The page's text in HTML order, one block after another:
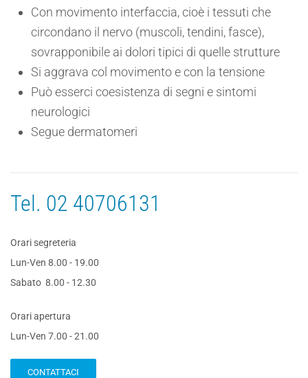
Con movimento interfaccia, cioè i tessuti che
circondano il nervo (muscoli, tendini, fasce),
sovrapponibile ai dolori tipici di quelle strutture
Si aggrava col movimento e con la tensione
Può esserci coesistenza di segni e sintomi
neurologici
Segue dermatomeri
Tel. 02 40706131
Orari segreteria
Lun-Ven 8.00 - 19.00
Sabato 8.00 - 12.30
Orari apertura
Lun-Ven 7.00 - 21.00
CONTATTACI